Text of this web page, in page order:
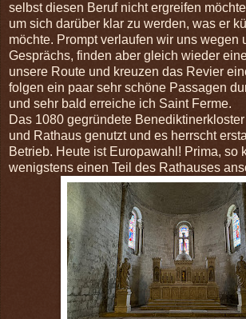
selbst diesen Beruf nicht ergreifen
um sich darüber klar zu werden, was er
möchte. Prompt verlaufen wir uns wegen
Gesprächs, finden aber gleich wieder
unsere Route und kreuzen das Revier
folgen ein paar sehr schöne Passagen
und sehr bald erreiche ich Saint Ferme.
Das 1080 gegründete
und Rathaus genutzt und es herrscht
Betrieb. Heute ist Europawahl! Prima, so
wenigstens einen Teil des Rathauses